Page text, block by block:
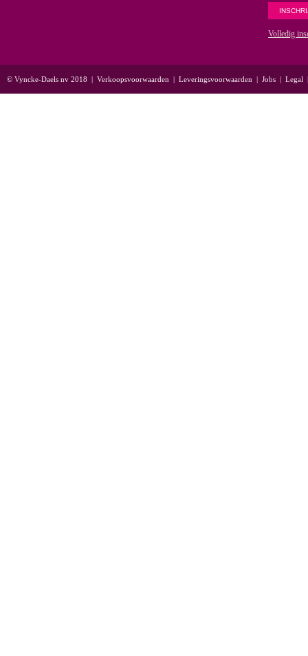
Volledig
© Vyncke-Daels nv 2018 | Verkoopsvoorwaarden | Leveringsvoorwaarden | Jobs | Legal